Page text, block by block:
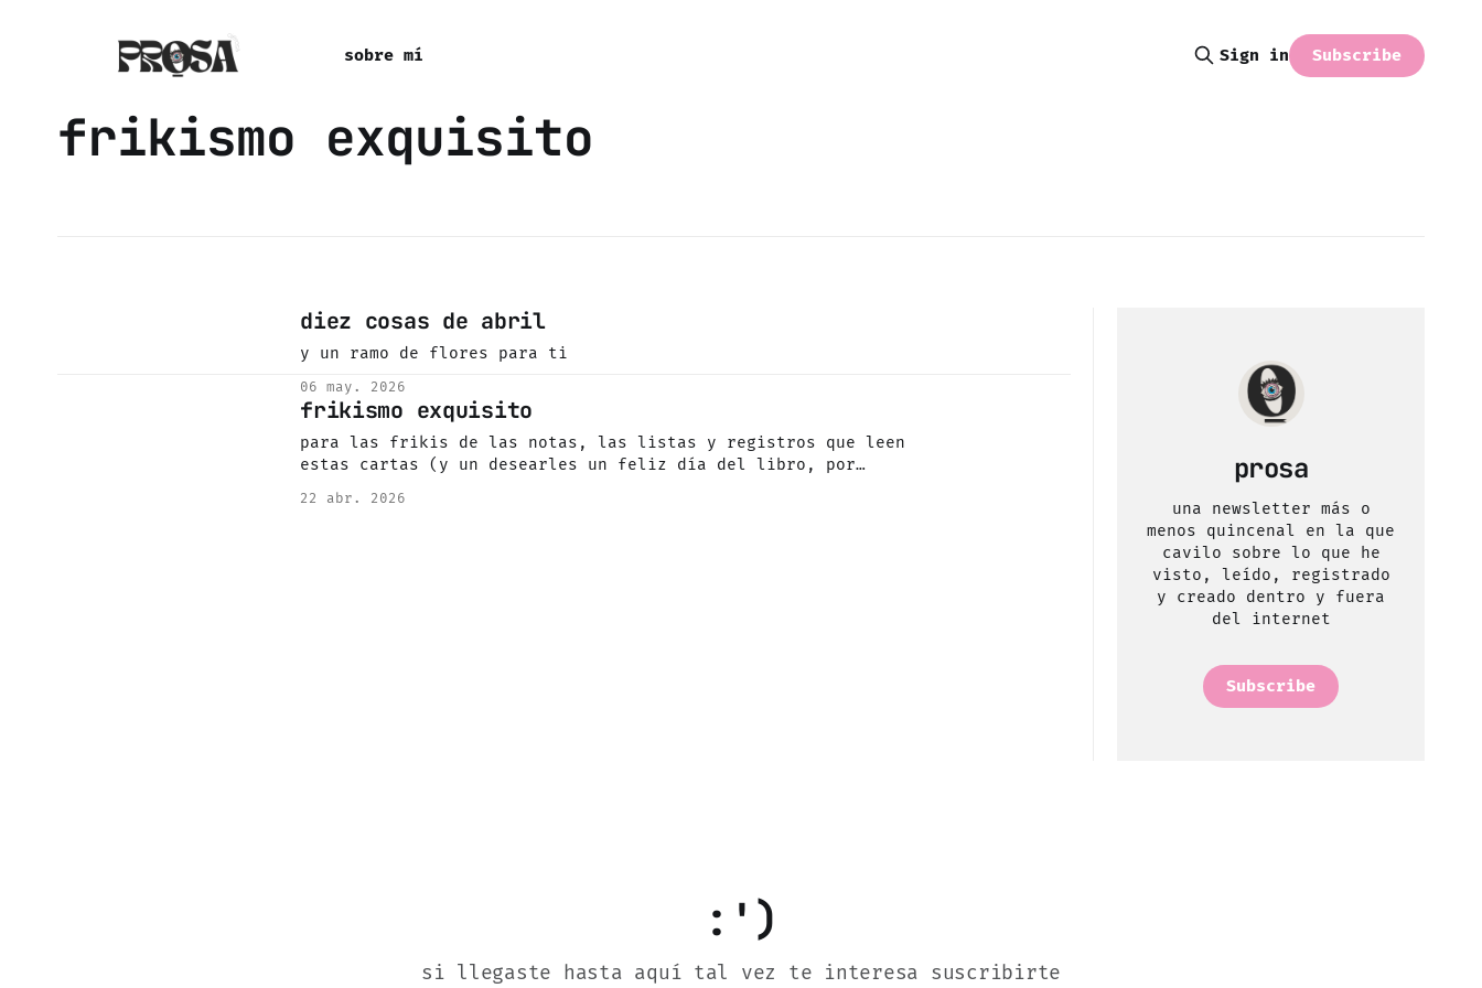
sobre mí Sign in Subscribe
frikismo exquisito
diez cosas de abril
y un ramo de flores para ti
06 may. 2026
frikismo exquisito
para las frikis de las notas, las listas y registros que leen
estas cartas (y un desearles un feliz día del libro, por
22 abr. 2026
prosa
una newsletter más o
menos quincenal en la que
cavilo sobre lo que he
visto, leído, registrado
y creado dentro y fuera
del internet
Subscribe
:')
si llegaste hasta aquí tal vez te interesa suscribirte